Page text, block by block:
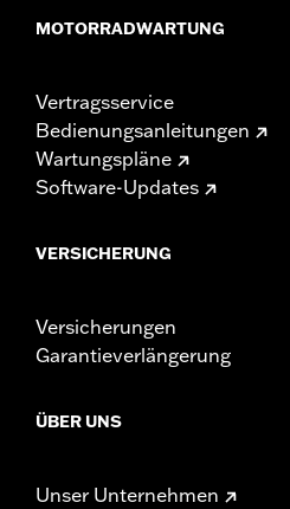
MOTORRADWARTUNG
Vertragsservice
Bedienungsanleitungen
Wartungspläne
Software-Updates
VERSICHERUNG
Versicherungen
Garantieverlängerung
ÜBER UNS
Unser Unternehmen